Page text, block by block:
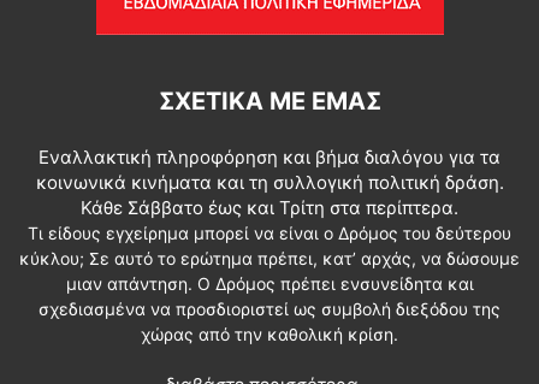
ΣΧΕΤΙΚΆ ΜΕ ΕΜΆΣ
Εναλλακτική πληροφόρηση και βήμα διαλόγου για τα
κοινωνικά κινήματα και τη συλλογική πολιτική δράση.
Κάθε Σάββατο έως και Τρίτη στα περίπτερα.
Τι είδους εγχείρημα μπορεί να είναι ο Δρόμος του δεύτερου
κύκλου; Σε αυτό το ερώτημα πρέπει, κατ’ αρχάς, να δώσουμε
μιαν απάντηση. Ο Δρόμος πρέπει ενσυνείδητα και
σχεδιασμένα να προσδιοριστεί ως συμβολή διεξόδου της
χώρας από την καθολική κρίση.